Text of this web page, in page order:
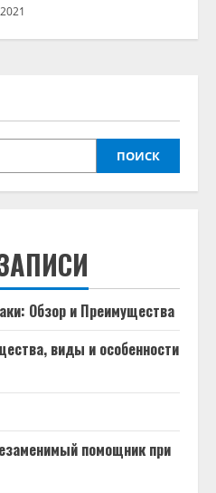
ПОИСК
Обзор и Преимущества
виды и особенности
помощник при